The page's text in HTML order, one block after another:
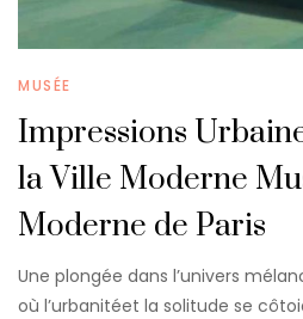
MUSÉE
Impressions
la Ville Moderne
Moderne de Paris
Une plongée dans l’univers
où l’urbanitéet la solitude se